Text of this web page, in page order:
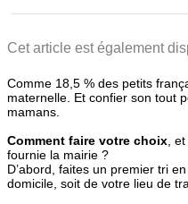
Cet article est également
Comme 18,5 % des petits
maternelle. Et confier son tout
mamans.
Comment faire votre choix ,
fournie la mairie ?
D’abord, faites un premier tri
domicile, soit de votre lieu de